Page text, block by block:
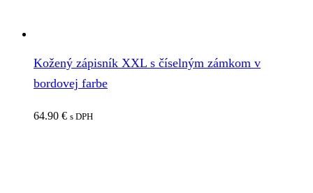
Kožený zápisník XXL s číselným zámkom v
bordovej farbe
64.90 € s DPH